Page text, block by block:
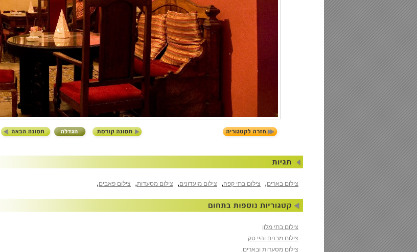
צילום בארים, צילום בתי קפה, צילום מועדונים, צילום מסעדות, צילום פאבים,
צילום בתי מלון
צילום מבנים והיי טק
צילום מסעדות ובארים